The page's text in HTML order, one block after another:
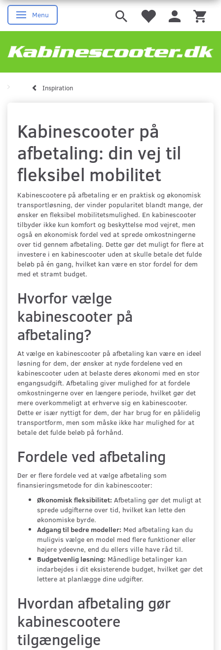
Skifte navigation
Menu
Inspiration
Kabinescooter på
afbetaling: din vej til
fleksibel mobilitet
Kabinescootere på afbetaling er en praktisk og økonomisk
transportløsning, der vinder popularitet blandt mange, der
ønsker en fleksibel mobilitetsmulighed. En kabinescooter
tilbyder ikke kun komfort og beskyttelse mod vejret, men
også en økonomisk fordel ved at sprede omkostningerne
over tid gennem afbetaling. Dette gør det muligt for flere at
investere i en kabinescooter uden at skulle betale det fulde
beløb på én gang, hvilket kan være en stor fordel for dem
med et stramt budget.
Hvorfor vælge
kabinescooter på
afbetaling?
At vælge en kabinescooter på afbetaling kan være en ideel
løsning for dem, der ønsker at nyde fordelene ved en
kabinescooter uden at belaste deres økonomi med en stor
engangsudgift. Afbetaling giver mulighed for at fordele
omkostningerne over en længere periode, hvilket gør det
mere overkommeligt at erhverve sig en kabinescooter.
Dette er især nyttigt for dem, der har brug for en pålidelig
transportform, men som måske ikke har mulighed for at
betale det fulde beløb på forhånd.
Fordele ved afbetaling
Der er flere fordele ved at vælge afbetaling som
finansieringsmetode for din kabinescooter:
Økonomisk fleksibilitet: Afbetaling gør det muligt at
sprede udgifterne over tid, hvilket kan lette den
økonomiske byrde.
Adgang til bedre modeller: Med afbetaling kan du
muligvis vælge en model med flere funktioner eller
højere ydeevne, end du ellers ville have råd til.
Budgetvenlig løsning: Månedlige betalinger kan
indarbejdes i dit eksisterende budget, hvilket gør det
lettere at planlægge dine udgifter.
Hvordan afbetaling gør
kabinescootere
tilgængelige